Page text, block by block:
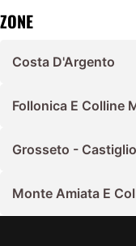
ZONE
Costa D'Argento
Follonica E Colline
Grosseto -
Monte Amiata E